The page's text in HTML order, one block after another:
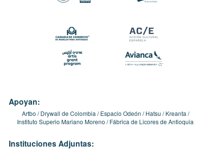
Apoyan:
Artbo Drywall de Colombia Espacio Odeón Hatsu
Kreanta
Instituto Superio Mariano Moreno
Fábrica de Licores de Antioquia
Instituciones Adjuntas: